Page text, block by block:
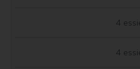
4
4